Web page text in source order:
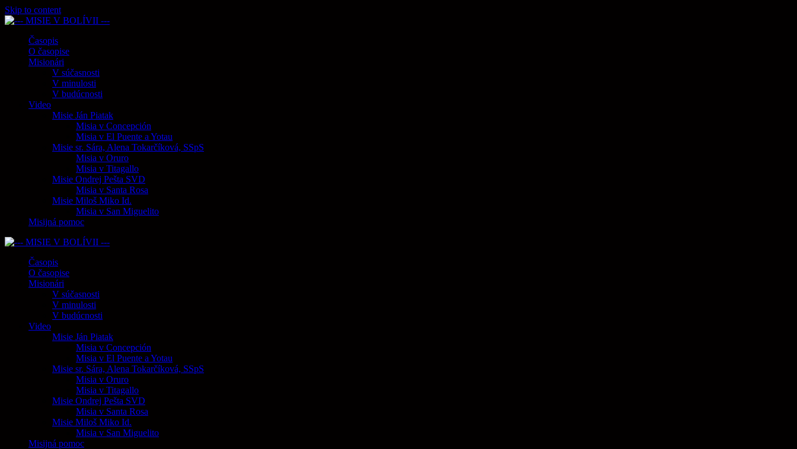
Skip to content
Časopis
O časopise
Misionári
V súčasnosti
V minulosti
V budúcnosti
Video
Misie Ján Piatak
Misia v Concepción
Misia v El Puente a Yotau
Misie sr. Sára, Alena Tokarčíková, SSpS
Misia v Oruro
Misia v Titagallo
Misie Ondrej Pešta SVD
Misia v Santa Rosa
Misie Miloš Miko Id.
Misia v San Miguelito
Misijná pomoc
Časopis
O časopise
Misionári
V súčasnosti
V minulosti
V budúcnosti
Video
Misie Ján Piatak
Misia v Concepción
Misia v El Puente a Yotau
Misie sr. Sára, Alena Tokarčíková, SSpS
Misia v Oruro
Misia v Titagallo
Misie Ondrej Pešta SVD
Misia v Santa Rosa
Misie Miloš Miko Id.
Misia v San Miguelito
Misijná pomoc